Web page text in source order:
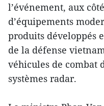
l’événement, aux
d’équipements
produits développés
de la défense
véhicules de combat
systèmes radar.